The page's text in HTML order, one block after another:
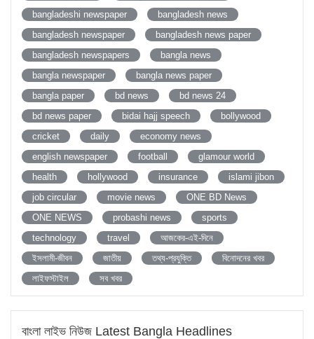
bangladeshi newspaper
bangladesh news
bangladesh newspaper
bangladesh news paper
bangladesh newspapers
bangla news
bangla newspaper
bangla news paper
bangla paper
bd news
bd news 24
bd news paper
bidai hajj speech
bollywood
cricket
daily
economy news
english newspaper
football
glamour world
health
hollywood insurance
islami jibon
job circular
movie news
ONE BD News
ONE NEWS
probashi news
sports
technology
travel
আজকের-এই-দিনে
ইসলামী-জীবন
জাতীয় তথ্য-প্রযুক্তি
বিনোদনের খবর
লাইফস্টাইল
সব খবর
বাংলা লাইভ নিউজ Latest Bangla Headlines